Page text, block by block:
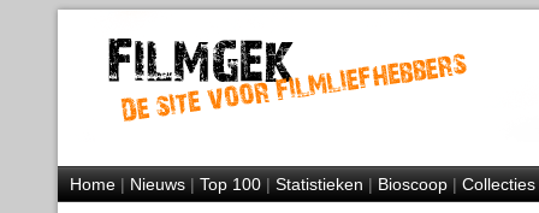
Home|Nieuws|Top 100|Statistieken|Bioscoop|Collecties